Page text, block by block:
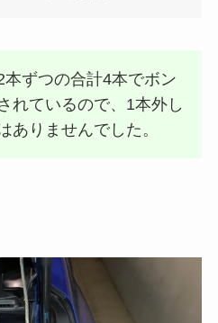
本ずつの合計4本でボン
れているので、1本外し
ありませんでした。